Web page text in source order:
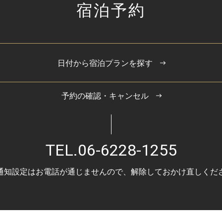
宿泊予約
日付から宿泊プランを探す
予約の確認・キャンセル
TEL.06-6228-1255
設定はお電話が通じませんので、 解除しておかけ直しくだ